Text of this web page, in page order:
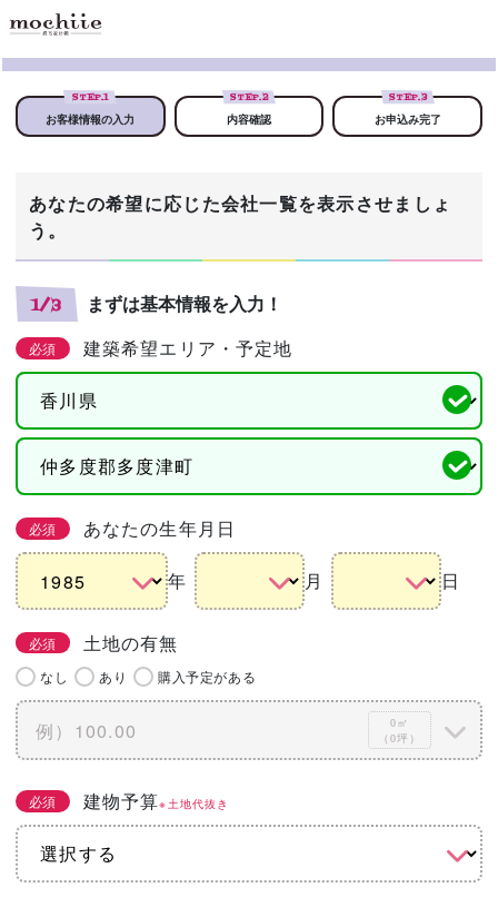
STEP.1
お客様情報の入力
STEP.2
内容確認
STEP.3
お申込み完了
あなたの希望に応じた会社一覧を表示させましょ
う。
1/3 まずは基本情報を入力！
必須 建築希望エリア・予定地
必須 あなたの生年月日
年 月 日
必須 土地の有無
なし あり 購入予定がある
0㎡
（0坪）
必須 建物予算※土地代抜き